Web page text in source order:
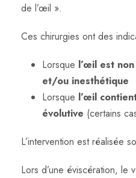
de l’œil ».
Ces chirurgies ont des
Lorsque l’œil est
et/ou inesthétique
Lorsque l’œil
évolutive (certains
L’intervention est réalisée
Lors d’une éviscération, le